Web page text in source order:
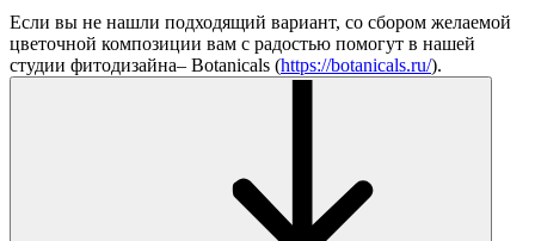
Если вы не нашли подходящий вариант, со сбором желаемой
цветочной композиции вам с радостью помогут в нашей
студии фитодизайна– Botanicals (https://botanicals.ru/).